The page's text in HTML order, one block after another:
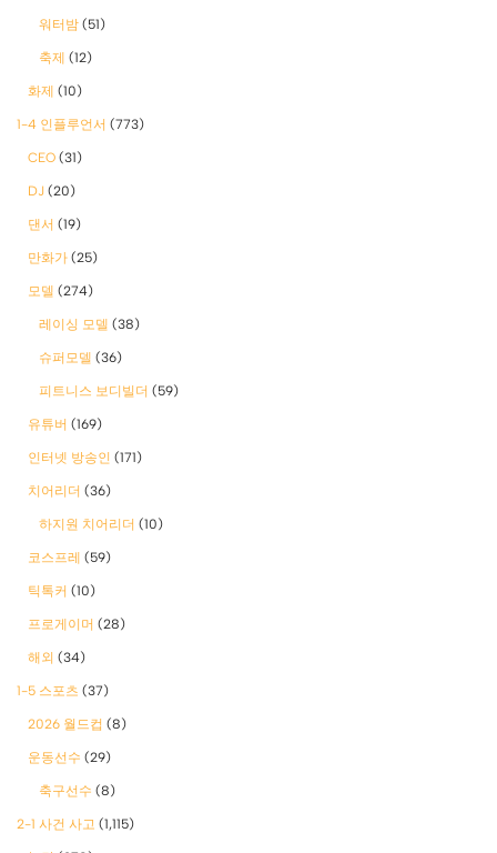
워터밤 (51)
축제 (12)
화제 (10)
1-4 인플루언서 (773)
CEO (31)
DJ (20)
댄서 (19)
만화가 (25)
모델 (274)
레이싱 모델 (38)
슈퍼모델 (36)
피트니스 보디빌더 (59)
유튜버 (169)
인터넷 방송인 (171)
치어리더 (36)
하지원 치어리더 (10)
코스프레 (59)
틱톡커 (10)
프로게이머 (28)
해외 (34)
1-5 스포츠 (37)
2026 월드컵 (8)
운동선수 (29)
축구선수 (8)
2-1 사건 사고 (1,115)